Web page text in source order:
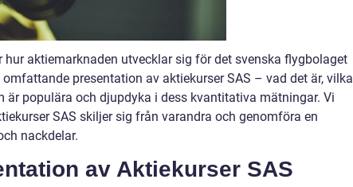
aktiemarknaden utvecklar sig för det svenska flygbolaget
presentation av aktiekurser SAS – vad det är, vilka
är populära och djupdyka i dess kvantitativa mätningar. Vi
SAS skiljer sig från varandra och genomföra en
nackdelar.
av Aktiekurser SAS